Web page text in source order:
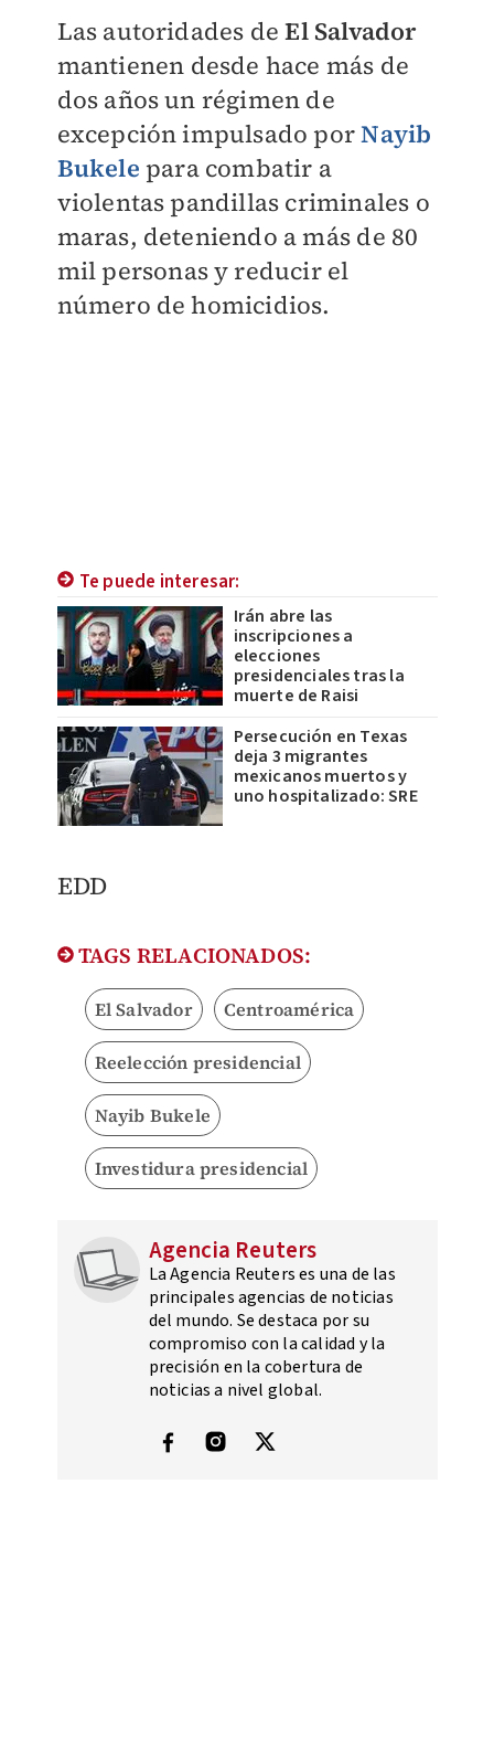
Las autoridades deEl Salvador
mantienen desde hace más de
dos años un régimen de
excepción impulsado porNayib
Bukele para combatir a
violentas pandillas criminales o
maras, deteniendo a más de 80
mil personas y reducir el
número de homicidios.
Te puede interesar:
Irán abre las
inscripciones a
elecciones
presidenciales tras la
muerte de Raisi
Persecución en Texas
deja 3 migrantes
mexicanos muertos y
uno hospitalizado: SRE
​EDD
TAGS RELACIONADOS:
El Salvador Centroamérica
Reelección presidencial
Nayib Bukele
Investidura presidencial
Agencia Reuters
La Agencia Reuters es una de las
principales agencias de noticias
del mundo. Se destaca por su
compromiso con la calidad y la
precisión en la cobertura de
noticias a nivel global.